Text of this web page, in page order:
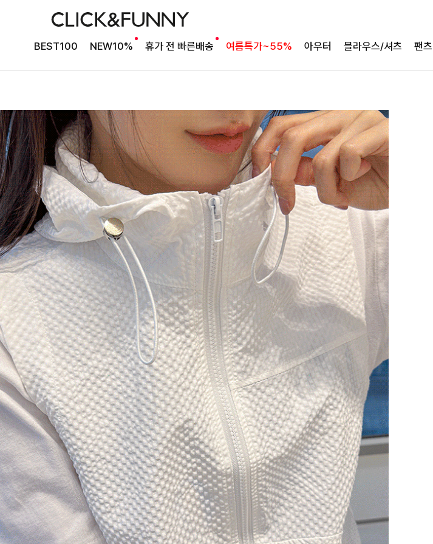
BEST100 NEW10% 휴가 전 빠른배송 여름특가~55% 아우터 블라우스/셔츠 팬츠